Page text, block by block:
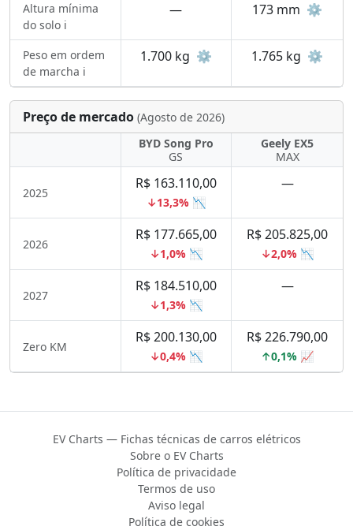
Altura mínima
do solo ℹ️
— 173 mm ⚙️
Peso em ordem
de marcha ℹ️
1.700 kg ⚙️ 1.765 kg ⚙️
Preço de mercado (Agosto de 2026)
BYD Song Pro
GS
Geely EX5
MAX
2025
R$ 163.110,00
↓13,3% 📉
—
2026
R$ 177.665,00
↓1,0% 📉
R$ 205.825,00
↓2,0% 📉
2027
R$ 184.510,00
↓1,3% 📉
—
Zero KM
R$ 200.130,00
↓0,4% 📉
R$ 226.790,00
↑0,1% 📈
EV Charts — Fichas técnicas de carros elétricos
Sobre o EV Charts
Política de privacidade
Termos de uso
Aviso legal
Política de cookies